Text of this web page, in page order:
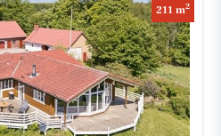
211 m2